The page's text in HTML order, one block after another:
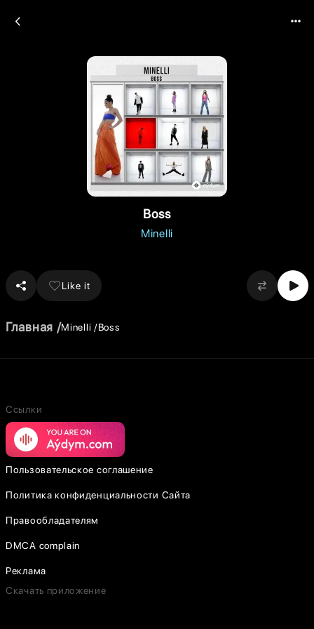
Boss
Minelli
Like it
Главная Minelli Boss
Ссылки
Пользовательское соглашение
Политика конфиденциальности Сайта
Правообладателям
DMCA complain
Реклама
Скачать приложение